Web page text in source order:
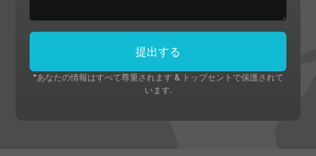
提出する
*あなたの情報はすべて尊重されます & トップセントで保護されて
います.